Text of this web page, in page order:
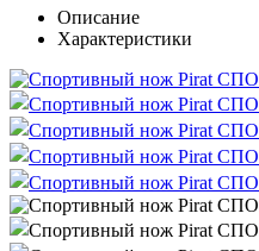
Описание
Характеристики